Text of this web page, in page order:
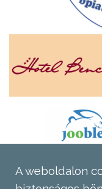
A weboldalon